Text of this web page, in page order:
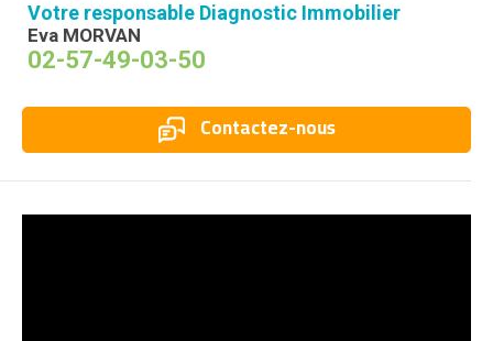
Votre responsable Diagnostic Immobilier
Eva MORVAN
02-57-49-03-50
Contactez-nous